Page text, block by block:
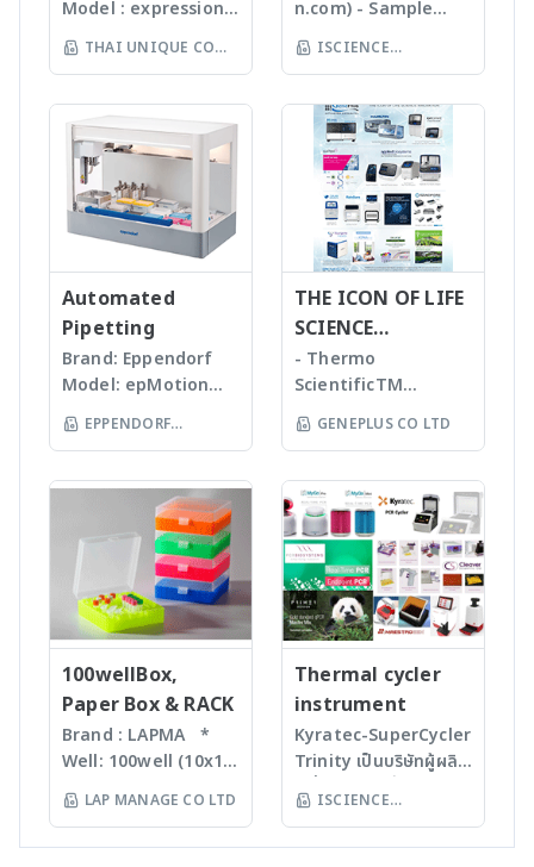
น้ำยาคุณภาพสูงจากประเทศ
UK
(http://www.pcrbio.com
คุณภาพสูงจากประเทศ UK
(http://www.primerdesi
gn.co.uk) Equipments -
Maestrogen - เป็นบริษัทผู้
ผลิต instruments
คุณภาพสูง โดยมีผลิตภัณฑ์
ต่างๆ เช่น
transilluminators, UV
lamps, imagers และสินค้า
อื่นๆ ซึ่งมีหลายรุ่นตั้งแต่รุ่น
basic จนถึงรุ่น advanced
systems ทำให้ลูกค้า
ความต้องการ
(http://www.maestrog
en.com/index.asp) -
Cleaver - UK based
electrophoresis
equipments ผลิตเครื่อง
electrophoresis คุณภาพ
ระดับ Premium โดยมี
ผลิตภัณฑ์ต่างๆ เช่น * DNA
electrophoresis units *
Gel Documentation
Equipments * Protein
electrophoresis units *
Electroblotters *
Radiation protection *
are certified RNase,
DNase, Human DNA
and Endotoxin-free.
We specializing in
plastic materials,
plastic injection and
post modification
of plastics; this
allows us to provide
high quality, stable
and reasonable
researcher of the
world **มี
หลากหลายรุ่นสามารถใช้
ร่วมกับเครื่อง qPCR ได้
spectrometer
Model : expression®
S/L With
electrospray (ESI)
pressure chemical
ionization (APCI) ion
sources and a mass
range of m/z 10 –
2000 units, the
expressionS is a
versatile, compact
mass detector
designed with the
chemist in mind.
Features Reaction
monitoring • For
batch and flow
chemistry • Fast
compound
identification and
purity
determination •
Little or no sample
preparation
required with many
novel sample
interfaces
Purification For
mass-directed
fraction collection
with all: • Flash
chromatography
THAI UNIQUE CO
LTD
n.com) - Sample
preparation -
Homogenizer,
Tissuelyser LT,
TissueLyser II,
Automated DNA
extraction, QIAcube
, EZ1 advanced/EZ1
advanced XL,
QIAsymphony -
Assay set up & DNA
quantification -
Liquid handling
robot (QIAgility),
(Rotor-GeneQ),
Investigator
quantiplex / HYres
kit - Human
Identity Assays (HID
Assays) -
Investigator®
IDplex GO Kit,
Investigator®
IDplex Plus Kit,
Investigator®
24plex GO Kit,
Investigator®
24plex QS kit
ISCIENCE
TECHNOLOGY CO
LTD
Automated
Pipetting
Brand: Eppendorf
Model: epMotion
5075 The
Eppendorf line of
automated liquid
handling systems is
designed to help
you automate
routine pipetting
tasks to free up
your time. Not only
is the epMotion one
of the most
accurate pipetting
stations on the
automation it helps
you to eliminate
EPPENDORF
(THAILAND) CO LTD
THE ICON OF LIFE
SCIENCE
INNOVATION
- Thermo
ScientificTM
KingFisherTM
Instruments &
Ion TorrentTM Next
Generation
Sequencing
instruments and
reagents, US -
Applied
BiosystemsTM
HIDTM Instruments
and consumables,
US - Applied
BiosystemsTM
Rapid HITTM
Systems
instruments and
GENEPLUS CO LTD
100wellBox,
Paper Box & RACK
Brand : LAPMA *
Well: 100well (10x10)
* Material:
Polypropylene (PP) /
LAP MANAGE CO LTD
Thermal cycler
instrument
Kyratec-SuperCycler
Trinity เป็นบริษัทผู้ผลิต
เครื่องมือและน้ำยาทาง
ด้าน Biotechnology
ISCIENCE
TECHNOLOGY CO